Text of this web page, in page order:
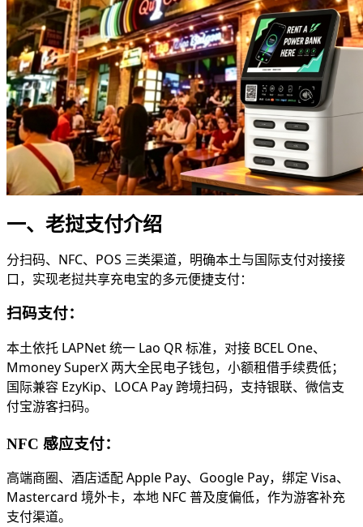
一、老挝支付介绍
分扫码、NFC、POS 三类渠道，明确本土与国际支付对接接
口，实现老挝共享充电宝的多元便捷支付：
扫码支付：
本土依托 LAPNet 统一 Lao QR 标准，对接 BCEL One、
Mmoney SuperX 两大全民电子钱包，小额租借手续费低；
国际兼容 EzyKip、LOCA Pay 跨境扫码，支持银联、微信支
付宝游客扫码。
NFC 感应支付：
高端商圈、酒店适配 Apple Pay、Google Pay，绑定 Visa、
Mastercard 境外卡，本地 NFC 普及度偏低，作为游客补充
支付渠道。